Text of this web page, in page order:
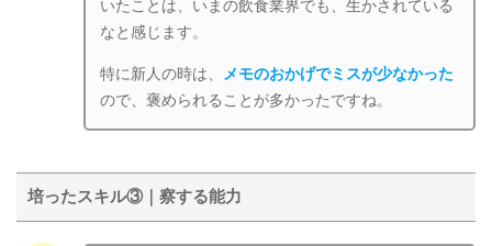
いたことは、いまの飲食業界でも、生かされている
なと感じます。
特に新人の時は、
メモのおかげでミスが少なかった
ので、褒められることが多かったですね。
培ったスキル③｜察する能力